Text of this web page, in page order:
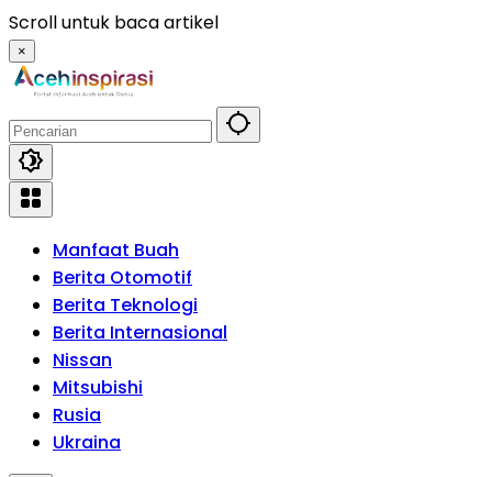
Langsung
ke
konten
Scroll untuk baca artikel
×
Manfaat Buah
Berita Otomotif
Berita Teknologi
Berita Internasional
Nissan
Mitsubishi
Rusia
Ukraina